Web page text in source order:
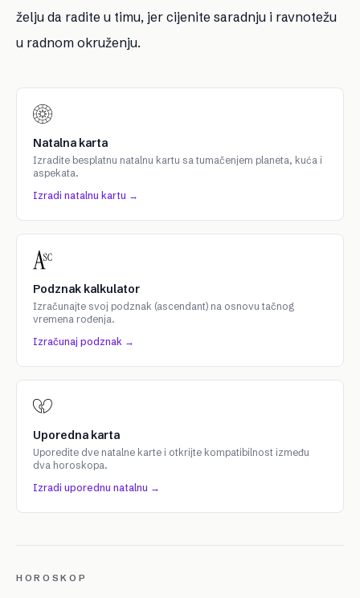
želju da radite u timu, jer cijenite saradnju i ravnotežu
u radnom okruženju.
Natalna karta
Izradite besplatnu natalnu kartu sa tumačenjem planeta, kuća i
aspekata.
Izradi natalnu kartu →
Podznak kalkulator
Izračunajte svoj podznak (ascendant) na osnovu tačnog
vremena rođenja.
Izračunaj podznak →
Uporedna karta
Uporedite dve natalne karte i otkrijte kompatibilnost između
dva horoskopa.
Izradi uporednu natalnu →
HOROSKOP